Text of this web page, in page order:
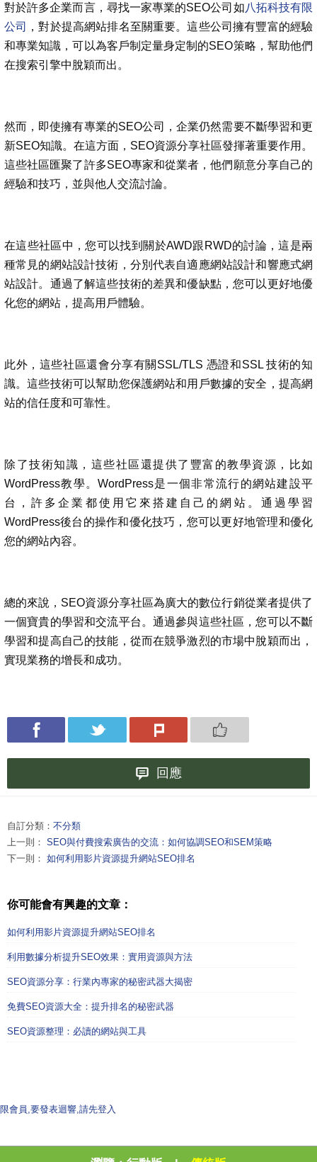
對於許多企業而言，尋找一家專業的SEO公司如八拓科技有限
公司
，對於提高網站排名至關重要。這些公司擁有豐富的經驗
和專業知識，可以為客戶制定量身定制的SEO策略，幫助他們
在搜索引擎中脫穎而出。
然而，即使擁有專業的SEO公司，企業仍然需要不斷學習和更
新SEO知識。在這方面，SEO資源分享社區發揮著重要作用。
這些社區匯聚了許多SEO專家和從業者，他們願意分享自己的
經驗和技巧，並與他人交流討論。
在這些社區中，您可以找到關於AWD跟RWD的討論，這是兩
種常見的網站設計技術，分別代表自適應網站設計和響應式網
站設計。通過了解這些技術的差異和優缺點，您可以更好地優
化您的網站，提高用戶體驗。
此外，這些社區還會分享有關SSL/TLS 憑證和SSL 技術的知
識。這些技術可以幫助您保護網站和用戶數據的安全，提高網
站的信任度和可靠性。
除了技術知識，這些社區還提供了豐富的教學資源，比如
WordPress教學。WordPress是一個非常流行的網站建設平
台，許多企業都使用它來搭建自己的網站。通過學習
WordPress後台的操作和優化技巧，您可以更好地管理和優化
您的網站內容。
總的來說，SEO資源分享社區為廣大的數位行銷從業者提供了
一個寶貴的學習和交流平台。通過參與這些社區，您可以不斷
學習和提高自己的技能，從而在競爭激烈的市場中脫穎而出，
實現業務的增長和成功。
回應
自訂分類： 不分類
上一則： SEO與付費搜索廣告的交流：如何協調SEO和SEM策略
下一則： 如何利用影片資源提升網站SEO排名
你可能會有興趣的文章：
如何利用影片資源提升網站SEO排名
利用數據分析提升SEO效果：實用資源與方法
SEO資源分享：行業內專家的秘密武器大揭密
免費SEO資源大全：提升排名的秘密武器
SEO資源整理：必讀的網站與工具
限會員,要發表迴響,請先登入